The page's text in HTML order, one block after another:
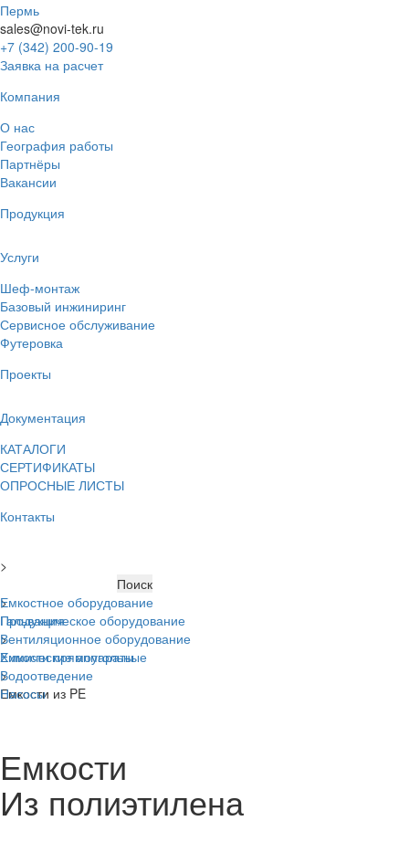
Пермь
sales@novi-tek.ru
+7 (342) 200-90-19
Заявка на расчет
Компания
О нас
География работы
Партнёры
Вакансии
Продукция
Услуги
Шеф-монтаж
Базовый инжиниринг
Сервисное обслуживание
Футеровка
Проекты
Документация
КАТАЛОГИ
СЕРТИФИКАТЫ
ОПРОСНЫЕ ЛИСТЫ
Контакты
Емкостное оборудование
Гальваническое оборудование
Вентиляционное оборудование
Химические аппараты
Водоотведение
Насосы
>
>
Продукция
>
Емкости прямоугольные
>
Емкости из PE
Емкости
Из полиэтилена